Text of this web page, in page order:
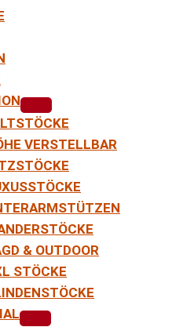
VERSTELLBAR
& OUTDOOR
STÖCKE